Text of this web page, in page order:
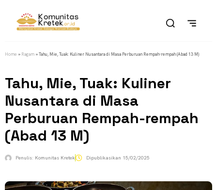
Home » Ragam »Tahu, Mie, Tuak: Kuliner Nusantara di Masa Perburuan Rempah-rempah (Abad 13 M)
Tahu, Mie, Tuak: Kuliner
Nusantara di Masa
Perburuan Rempah-rempah
(Abad 13 M)
Penulis: Komunitas Kretek Dipublikasikan 15/02/2025